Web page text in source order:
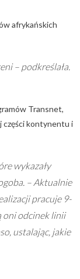
afrykańskich
– podkreślała.
Transnet,
części kontynentu i
wykazały
– Aktualnie
pracuje 9-
oni odcinek linii
ustalając, jakie